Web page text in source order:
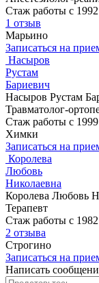
Стаж работы с 1992
1 отзыв
Марьино
Записаться на
Насыров
Рустам
Бариевич
Насыров Рустам
Травматолог-
Стаж работы с 1999
Химки
Записаться на
Королева
Любовь
Николаевна
Королева Любовь
Терапевт
Стаж работы с 1982
2 отзыва
Строгино
Записаться на
Написать